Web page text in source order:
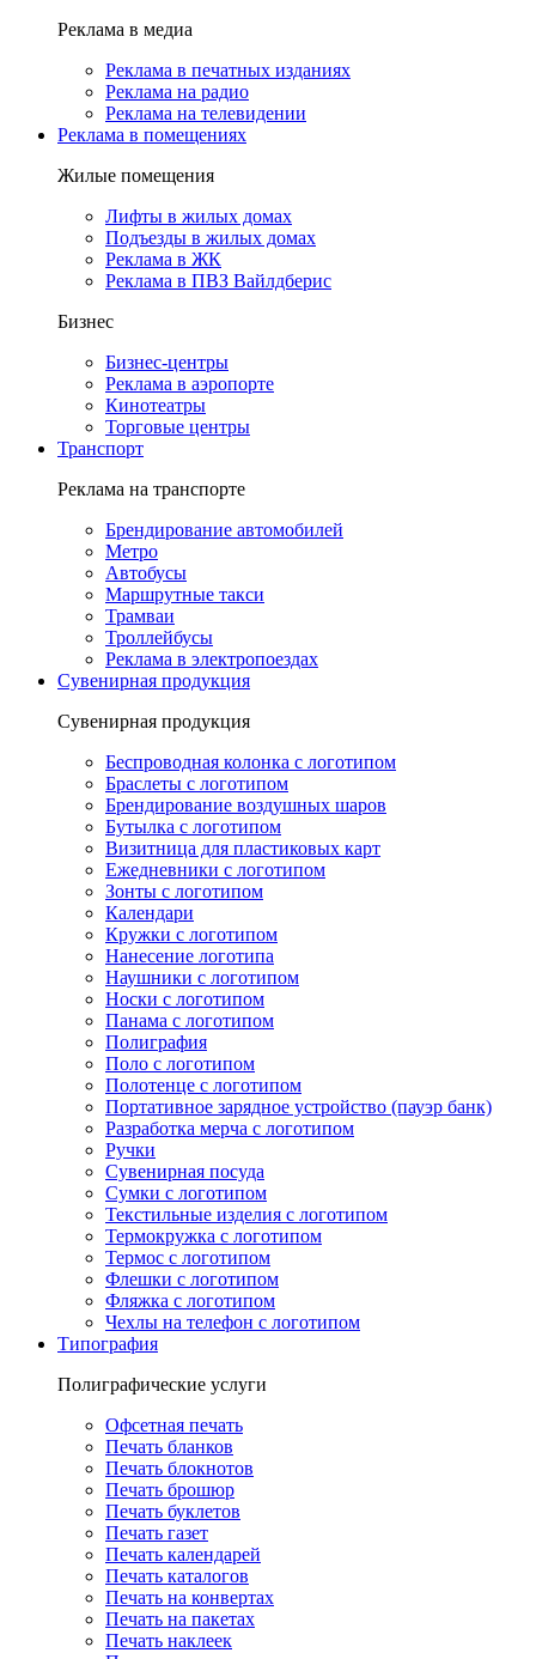
Реклама в медиа
Реклама в печатных изданиях
Реклама на радио
Реклама на телевидении
Реклама в помещениях
Жилые помещения
Лифты в жилых домах
Подъезды в жилых домах
Реклама в ЖК
Реклама в ПВЗ Вайлдберис
Бизнес
Бизнес-центры
Реклама в аэропорте
Кинотеатры
Торговые центры
Транспорт
Реклама на транспорте
Брендирование автомобилей
Метро
Автобусы
Маршрутные такси
Трамваи
Троллейбусы
Реклама в электропоездах
Сувенирная продукция
Сувенирная продукция
Беспроводная колонка с логотипом
Браслеты с логотипом
Брендирование воздушных шаров
Бутылка с логотипом
Визитница для пластиковых карт
Ежедневники с логотипом
Зонты с логотипом
Календари
Кружки с логотипом
Нанесение логотипа
Наушники с логотипом
Носки с логотипом
Панама с логотипом
Полиграфия
Поло с логотипом
Полотенце с логотипом
Портативное зарядное устройство (пауэр банк)
Разработка мерча с логотипом
Ручки
Сувенирная посуда
Сумки с логотипом
Текстильные изделия с логотипом
Термокружка с логотипом
Термос с логотипом
Флешки с логотипом
Фляжка с логотипом
Чехлы на телефон с логотипом
Типография
Полиграфические услуги
Офсетная печать
Печать бланков
Печать блокнотов
Печать брошюр
Печать буклетов
Печать газет
Печать календарей
Печать каталогов
Печать на конвертах
Печать на пакетах
Печать наклеек